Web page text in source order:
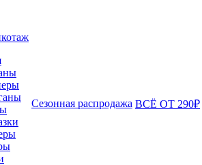
Сезонная распродажа ВСЁ ОТ 290₽